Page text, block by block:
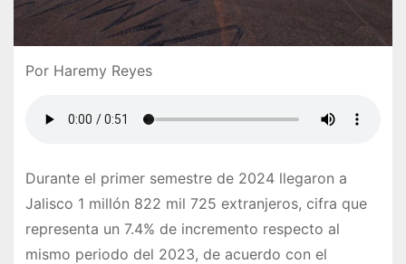
Por Haremy Reyes
Durante el primer semestre de 2024 llegaron a
Jalisco 1 millón 822 mil 725 extranjeros, cifra que
representa un 7.4% de incremento respecto al
mismo periodo del 2023, de acuerdo con el